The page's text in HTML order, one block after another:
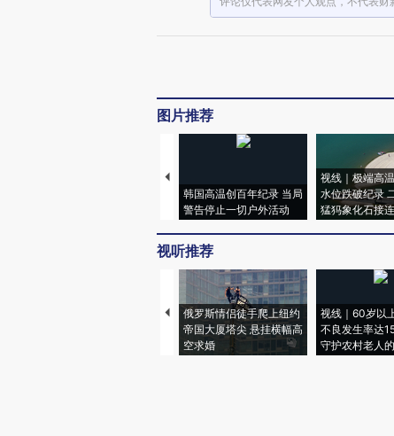
图片推荐
韩国高温创百年纪录 当局
警告停止一切户外活动
视线｜极端高
水位跌破纪录
猛犸象化石接
视听推荐
俄罗斯情侣徒手爬上纽约
帝国大厦塔尖 悬挂横幅高
空求婚
视线｜60岁以
不良发生率达
守护农村老人